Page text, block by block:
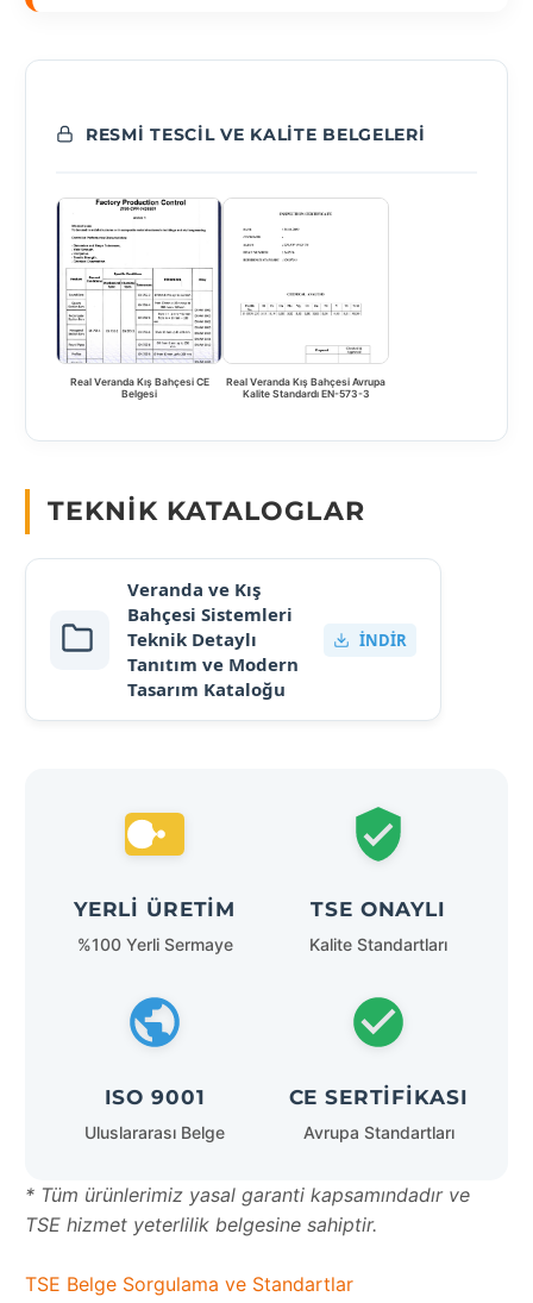
RESMI TESCIL VE KALITE BELGELERI
Real Veranda Kış Bahçesi CE
Belgesi
Real Veranda Kış Bahçesi Avrupa
Kalite Standardı EN-573-3
TEKNIK KATALOGLAR
Veranda ve Kış
Bahçesi Sistemleri
Teknik Detaylı
Tanıtım ve Modern
Tasarım Kataloğu
İNDIR
YERLI ÜRETIM
%100 Yerli Sermaye
TSE ONAYLI
Kalite Standartları
ISO 9001
Uluslararası Belge
CE SERTIFIKASI
Avrupa Standartları
* Tüm ürünlerimiz yasal garanti kapsamındadır ve
TSE hizmet yeterlilik belgesine sahiptir.
TSE Belge Sorgulama ve Standartlar